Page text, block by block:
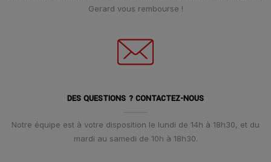
Gerard vous rembourse !
DES QUESTIONS ? CONTACTEZ-NOUS
Notre équipe est à votre disposition le lundi de 14h à 18h30, et du
mardi au samedi de 10h à 18h30.